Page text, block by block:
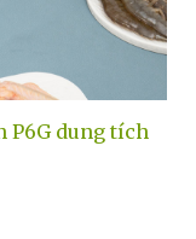
P6G dung tích